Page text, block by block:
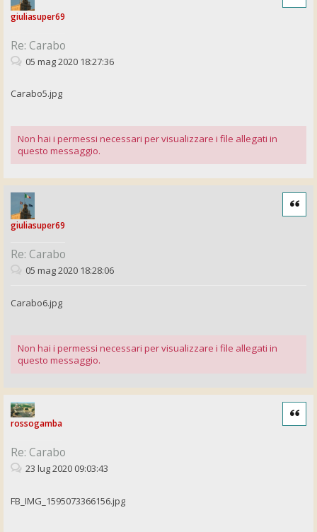
giuliasuper69
Re: Carabo
05 mag 2020 18:27:36
Carabo5.jpg
Non hai i permessi necessari per visualizzare i file allegati in
questo messaggio.
giuliasuper69
Re: Carabo
Cita
05 mag 2020 18:28:06
Carabo6.jpg
Non hai i permessi necessari per visualizzare i file allegati in
questo messaggio.
rossogamba
Re: Carabo
Cita
23 lug 2020 09:03:43
FB_IMG_1595073366156.jpg